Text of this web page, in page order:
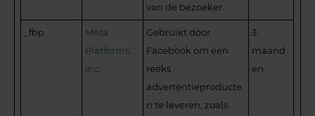
van de bezoeker.
_fbp
Meta
Platforms,
Inc.
Gebruikt door
Facebook om een
reeks
advertentieproducte
n te leveren, zoals
3
maand
en